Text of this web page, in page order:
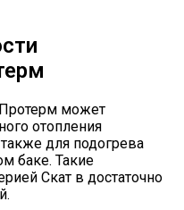
может
отопления
для подогрева
баке. Такие
Скат в достаточно